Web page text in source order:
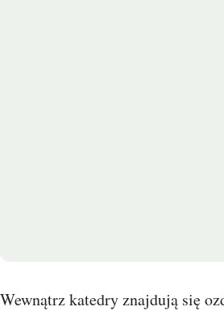
Wewnątrz katedry znajdują się